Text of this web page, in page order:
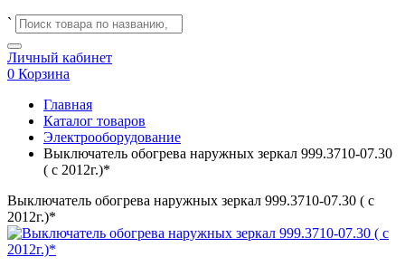
`
Личный кабинет
0 Корзина
Главная
Каталог товаров
Электрооборудование
Выключатель обогрева наружных зеркал 999.3710-07.30
( с 2012г.)*
Выключатель обогрева наружных зеркал 999.3710-07.30 ( с
2012г.)*